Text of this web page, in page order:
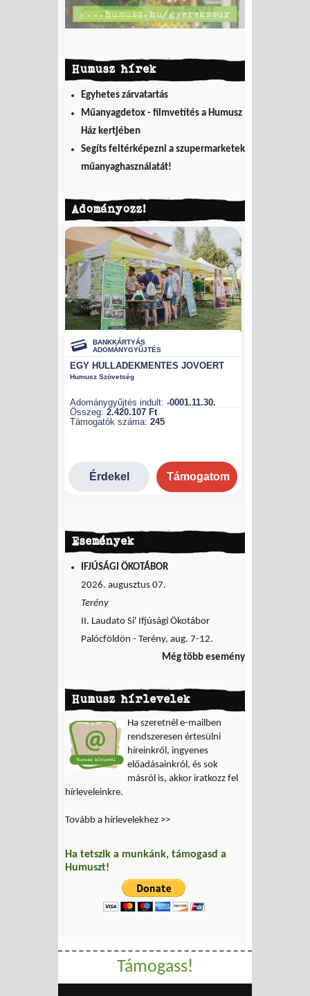
Humusz hírek
Egyhetes zárvatartás
Műanyagdetox - filmvetítés a Humusz
Ház kertjében
Segíts feltérképezni a szupermarketek
műanyaghasználatát!
Adományozz!
Események
IFJÚSÁGI ÖKOTÁBOR
2026. augusztus 07.
Terény
II. Laudato Si' Ifjúsági Ökotábor
Palócföldön - Terény, aug. 7-12.
Még több esemény
Humusz hírlevelek
Ha szeretnél e-mailben
rendszeresen értesülni
híreinkről, ingyenes
előadásainkról, és sok
másról is, akkor iratkozz fel
hírleveleinkre.
Tovább a hírlevelekhez >>
Ha tetszik a munkánk, támogasd a
Humuszt!
Támogass!